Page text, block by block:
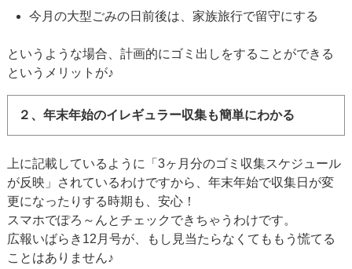
今月の大型ごみの日前後は、家族旅行で留守にする
というような場合、計画的にゴミ出しをすることができる
というメリットが♪
２、年末年始のイレギュラー収集も簡単にわかる
上に記載しているように「3ヶ月分のゴミ収集スケジュール
が反映」されているわけですから、年末年始で収集日が変
更になったりする時期も、安心！
スマホでぽろ～んとチェックできちゃうわけです。
広報いばらき12月号が、もし見当たらなくてももう慌てる
ことはありません♪